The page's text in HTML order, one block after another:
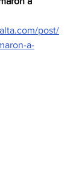
post/
a-